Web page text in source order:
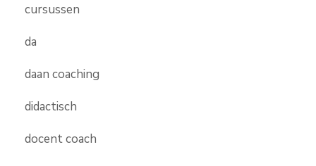
cursussen
da
daan coaching
didactisch
docent coach